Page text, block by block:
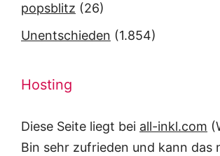
popsblitz (26)
Unentschieden (1.854)
Hosting
Diese Seite liegt bei all-inkl.com
Bin sehr zufrieden und kann das